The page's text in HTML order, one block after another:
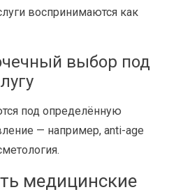
воспринимаются как
выбор под
под определённую
— например, anti-age
медицинские